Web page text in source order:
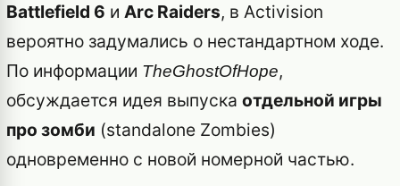
Battlefield 6 и Arc Raiders, в Activision
вероятно задумались о нестандартном ходе.
По информации TheGhostOfHope,
обсуждается идея выпуска отдельной игры
про зомби (standalone Zombies)
одновременно с новой номерной частью.